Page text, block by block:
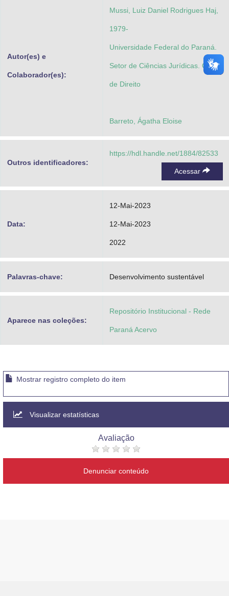
Autor(es) e
Colaborador(es):
Mussi, Luiz Daniel Rodrigues Haj,
1979-
Universidade Federal do Paraná.
Setor de Ciências Jurídicas. Curso
de Direito
Barreto, Ágatha Eloise
Outros identificadores:
https://hdl.handle.net/1884/82533
Acessar
Data:
12-Mai-2023
12-Mai-2023
2022
Palavras-chave: Desenvolvimento sustentável
Aparece nas coleções:
Repositório Institucional - Rede
Paraná Acervo
Mostrar registro completo do item
Visualizar estatísticas
Avaliação
Denunciar conteúdo